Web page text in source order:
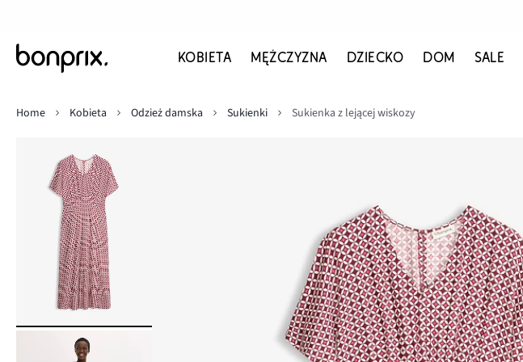
KOBIETA MĘŻCZYZNA DZIECKO DOM SALE
Home
Kobieta Odzież damska Sukienki Sukienka z lejącej wiskozy